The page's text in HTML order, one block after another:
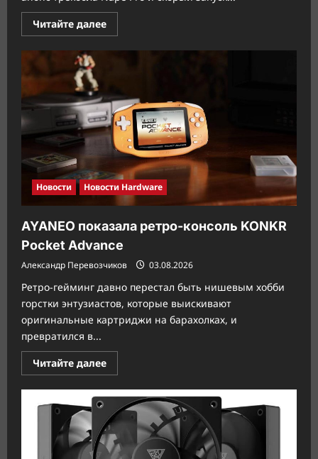
Читайте далееПрочитать
больше
Keychron
мышь
без
кормы
Новости Новости Hardware
AYANEO показала ретро-консоль KONKR
Pocket Advance
Александр Перевозчиков 03.08.2026
Ретро-гейминг давно перестал быть нишевым хобби
горстки энтузиастов, которые выискивают
оригинальные картриджи на барахолках, и
превратился в...
Читайте далееПрочитать
больше
AYANEO
показала
ретро-
консоль
KONKR
Pocket
Advance